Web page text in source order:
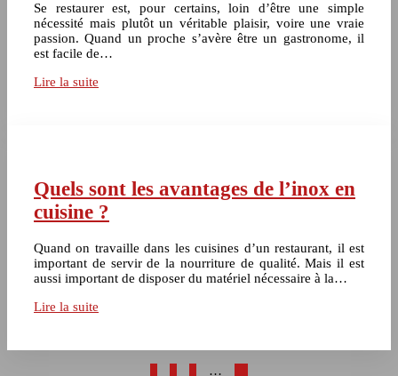
Se restaurer est, pour certains, loin d’être une simple
nécessité mais plutôt un véritable plaisir, voire une vraie
passion. Quand un proche s’avère être un gastronome, il
est facile de…
Lire la suite
Quels sont les avantages de l’inox en
cuisine ?
Quand on travaille dans les cuisines d’un restaurant, il est
important de servir de la nourriture de qualité. Mais il est
aussi important de disposer du matériel nécessaire à la…
Lire la suite
…